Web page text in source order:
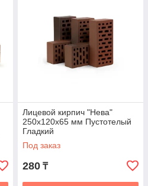
Лицевой кирпич "Нева"
250x120x65 мм Пустотелый
Гладкий
Под заказ
280 ₸